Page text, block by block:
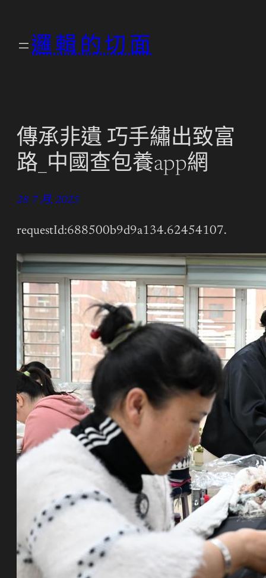
邏輯的切面
傳承非遺 巧手繡出致富
路_中國查包養app網
28 7 月, 2025
requestId:688500b9d9a134.62454107.